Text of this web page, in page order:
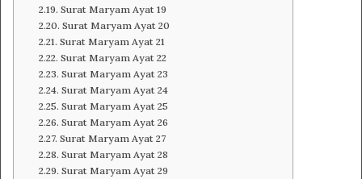
Surat Maryam Ayat 19
Surat Maryam Ayat 20
Surat Maryam Ayat 21
Surat Maryam Ayat 22
Surat Maryam Ayat 23
Surat Maryam Ayat 24
Surat Maryam Ayat 25
Surat Maryam Ayat 26
Surat Maryam Ayat 27
Surat Maryam Ayat 28
Surat Maryam Ayat 29